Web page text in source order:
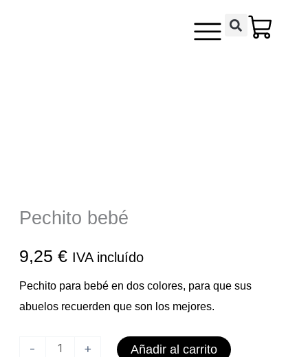
Pechito bebé
9,25 € IVA incluído
Pechito para bebé en dos colores, para que sus
abuelos recuerden que son los mejores.
-
Pechito
+ Añadir al carrito